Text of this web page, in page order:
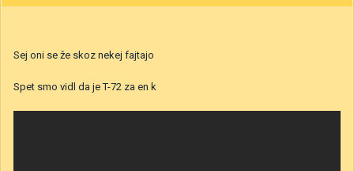
Sej oni se že skoz nekej fajtajo
Spet smo vidl da je T-72 za en k